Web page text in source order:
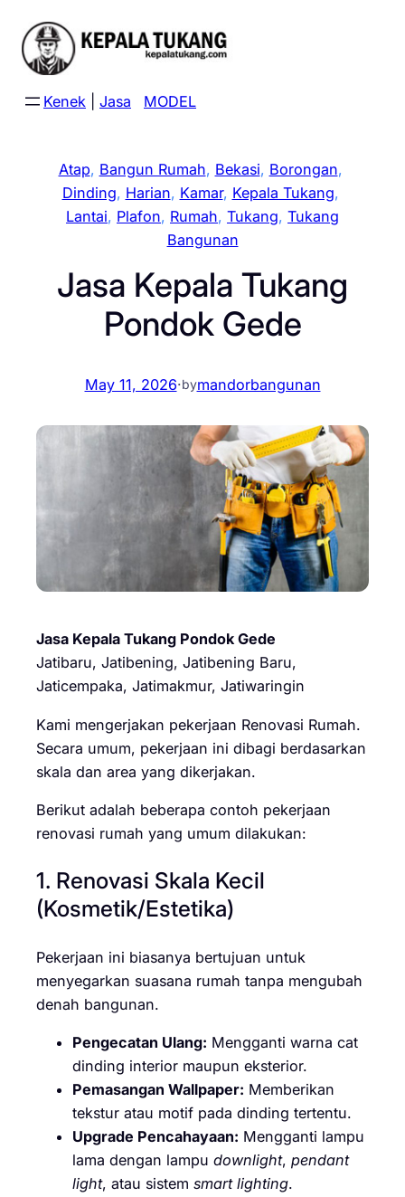
content
Kenek Jasa MODEL
Atap, Bangun Rumah, Bekasi, Borongan
Dinding, Harian, Kamar, Kepala Tukang
Lantai, Plafon, Rumah, Tukang, Tukang
Bangunan
Jasa Kepala Tukang
Pondok Gede
May 11, 2026·bymandorbangunan
Jasa Kepala Tukang Pondok Gede
Jatibaru, Jatibening, Jatibening Baru,
Jaticempaka, Jatimakmur, Jatiwaringin
Kami mengerjakan pekerjaan Renovasi Rumah.
Secara umum, pekerjaan ini dibagi berdasarkan
skala dan area yang dikerjakan.
Berikut adalah beberapa contoh pekerjaan
renovasi rumah yang umum dilakukan:
1. Renovasi Skala Kecil
(Kosmetik/Estetika)
Pekerjaan ini biasanya bertujuan untuk
menyegarkan suasana rumah tanpa mengubah
denah bangunan.
Pengecatan Ulang: Mengganti warna cat
dinding interior maupun eksterior.
Pemasangan Wallpaper: Memberikan
tekstur atau motif pada dinding tertentu.
Upgrade Pencahayaan: Mengganti lampu
lama dengan lampu downlight, pendant
light, atau sistem smart lighting.